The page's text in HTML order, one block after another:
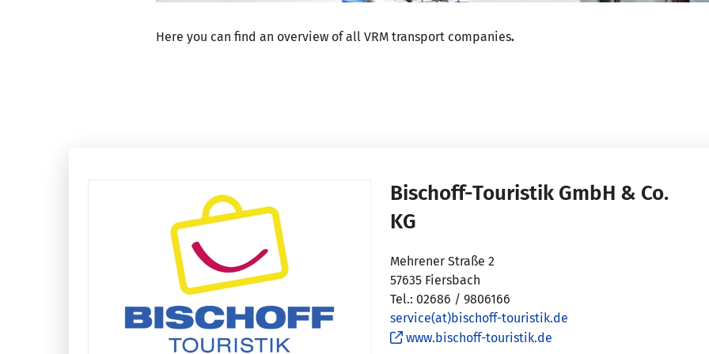
Here you can find an overview of all VRM transport companies.
Bischoff-Touristik GmbH & Co.
KG
Mehrener Straße 2
57635 Fiersbach
Tel.: 02686 / 9806166
service(at)bischoff-touristik.de
www.bischoff-touristik.de